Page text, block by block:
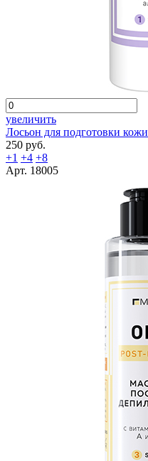
увеличить
Лосьон для подготовки
250 руб.
+1 +4 +8
Арт. 18005